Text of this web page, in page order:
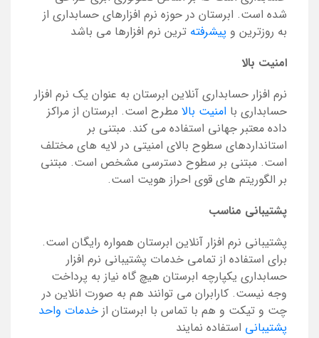
شده است. ابرستان در حوزه نرم افزارهای حسابداری از
به روزترین و پیشرفته ترین نرم افزارها می باشد
امنیت بالا
نرم افزار حسابداری آنلاین ابرستان به عنوان یک نرم افزار
حسابداری با امنیت بالا مطرح است. ابرستان از مراکز
داده معتبر جهانی استفاده می کند. مبتنی بر
استانداردهای سطوح بالای امنیتی در لایه های مختلف
است. مبتنی بر سطوح دسترسی مشخص است. مبتنی
بر الگوریتم های قوی احراز هویت است.
پشتیبانی مناسب
پشتیبانی نرم افزار آنلاین ابرستان همواره رایگان است.
برای استفاده از تمامی خدمات پشتیبانی نرم افزار
حسابداری یکپارچه ابرستان هیچ گاه نیاز به پرداخت
وجه نیست. کارابران می توانند هم به صورت انلاین در
چت و تیکت و هم با تماس با ابرستان از خدمات واحد
پشتیبانی استفاده نمایند